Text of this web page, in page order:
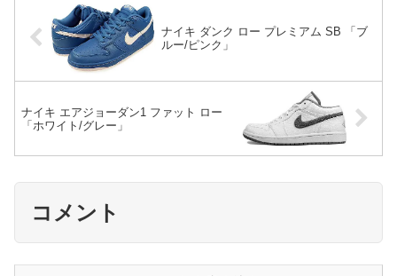
ナイキ ダンク ロー プレミアム SB 「ブ
ルー/ピンク」
ナイキ エアジョーダン1 ファット ロー
「ホワイト/グレー」
コメント